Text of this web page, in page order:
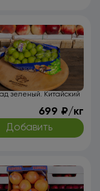
зеленый. Китайский
699 ₽/кг
Добавить